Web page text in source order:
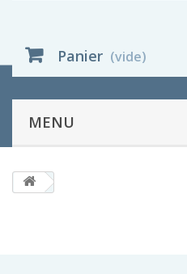
Panier (vide)
MENU